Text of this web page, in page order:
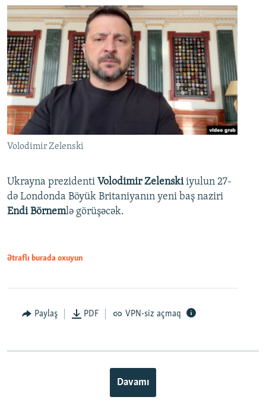
Volodimir Zelenski
Ukrayna prezidenti Volodimir Zelenskiiyulun 27-
də Londonda Böyük Britaniyanın yeni baş naziri
Endi Börnemlə görüşəcək.
Ətraflı burada oxuyun
Paylaş PDF VPN-siz açmaq
Davamı